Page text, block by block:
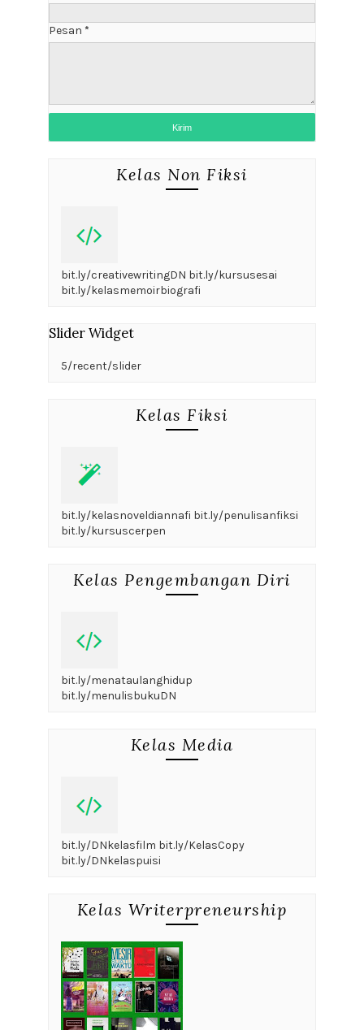
Pesan *
Kelas Non Fiksi
bit.ly/creativewritingDN bit.ly/kursusesai
bit.ly/kelasmemoirbiografi
Slider Widget
5/recent/slider
Kelas Fiksi
bit.ly/kelasnoveldiannafi bit.ly/penulisanfiksi
bit.ly/kursuscerpen
Kelas Pengembangan Diri
bit.ly/menataulanghidup
bit.ly/menulisbukuDN
Kelas Media
bit.ly/DNkelasfilm bit.ly/KelasCopy
bit.ly/DNkelaspuisi
Kelas Writerpreneurship